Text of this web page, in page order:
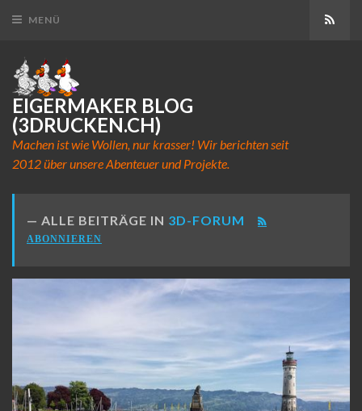
MENÜ
EIGERMAKER BLOG
(3DRUCKEN.CH)
Machen ist wie Wollen, nur krasser! Wir berichten seit
2012 über unsere Abenteuer und Projekte.
ALLE BEITRÄGE IN 3D-FORUM
ABONNIEREN